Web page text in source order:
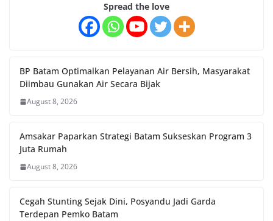
Spread the love
BP Batam Optimalkan Pelayanan Air Bersih, Masyarakat
Diimbau Gunakan Air Secara Bijak
August 8, 2026
Amsakar Paparkan Strategi Batam Sukseskan Program 3
Juta Rumah
August 8, 2026
Cegah Stunting Sejak Dini, Posyandu Jadi Garda
Terdepan Pemko Batam